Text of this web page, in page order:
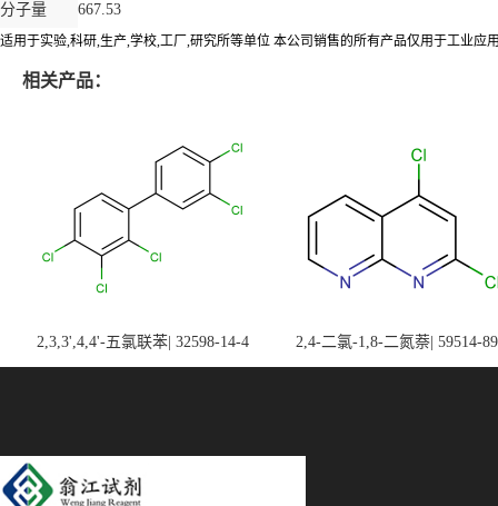
分子量 667.53
适用于实验,科研,生产,学校,工厂,研究所等单位 本公司销售的所有产品仅用于工业
相关产品：
2,3,3',4,4'-五氯联苯| 32598-14-4 2,4-二氯-1,8-二氮萘| 59514-